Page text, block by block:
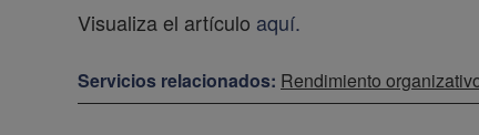
Visualiza el artículo aquí.
Servicios relacionados: Rendimiento